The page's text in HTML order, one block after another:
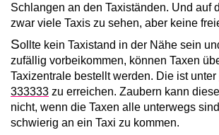
Schlangen an den Taxiständen. Und auf
zwar viele Taxis zu sehen, aber keine
Sollte kein Taxistand in der Nähe sein
zufällig vorbeikommen, können Taxen
Taxizentrale bestellt werden. Die ist unter
333333 zu erreichen. Zaubern kann
nicht, wenn die Taxen alle unterwegs
schwierig an ein Taxi zu kommen.